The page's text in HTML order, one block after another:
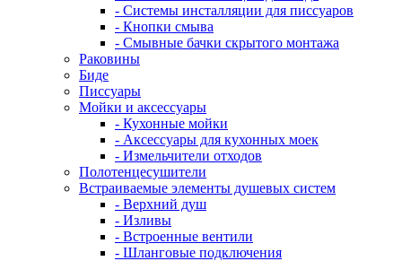
- Системы инсталляции для писсуаров
- Кнопки смыва
- Смывные бачки скрытого монтажа
Раковины
Биде
Писсуары
Мойки и аксессуары
- Кухонные мойки
- Аксессуары для кухонных моек
- Измельчители отходов
Полотенцесушители
Встраиваемые элементы душевых систем
- Верхний душ
- Изливы
- Встроенные вентили
- Шланговые подключения